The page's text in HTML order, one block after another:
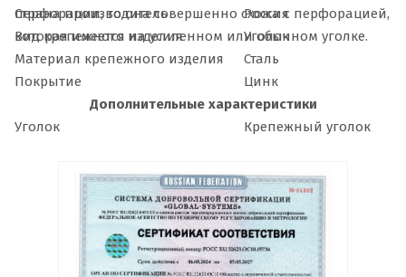
перфорации, то она совершенно схожа с перфорацией,
которая имеется на усиленном или обычном уголке.
Страна производитель
Россия
Вид крепежного изделия
Уголок
Материал крепежного изделия
Сталь
Покрытие
Цинк
Дополнительные характеристики
Уголок
Крепежный уголок